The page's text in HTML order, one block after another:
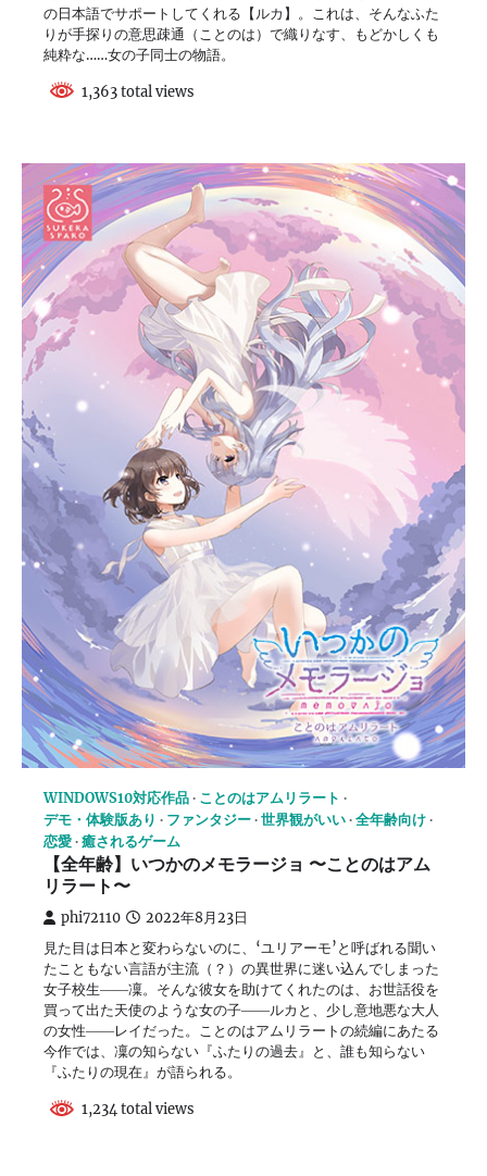
の日本語でサポートしてくれる【ルカ】。これは、そんなふた
りが手探りの意思疎通（ことのは）で織りなす、もどかしくも
純粋な……女の子同士の物語。
1,363 total views
WINDOWS10対応作品
ことのはアムリラート
デモ・体験版あり
ファンタジー 世界観がいい 全年齢向け
恋愛 癒されるゲーム
【全年齢】いつかのメモラージョ 〜ことのはアム
リラート〜
phi72110 2022年8月23日
見た目は日本と変わらないのに、‘ユリアーモ’と呼ばれる聞い
たこともない言語が主流（？）の異世界に迷い込んでしまった
女子校生――凜。そんな彼女を助けてくれたのは、お世話役を
買って出た天使のような女の子――ルカと、少し意地悪な大人
の女性――レイだった。ことのはアムリラートの続編にあたる
今作では、凜の知らない『ふたりの過去』と、誰も知らない
『ふたりの現在』が語られる。
1,234 total views